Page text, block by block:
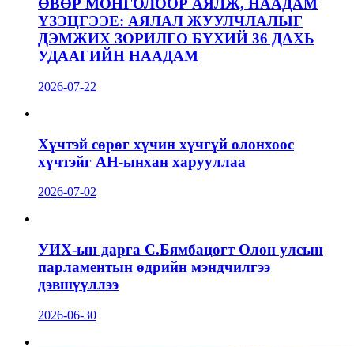
ӨВӨР МОНГОЛООР АЯЛЖ, НААДАМ
ҮЗЭЦГЭЭЕ: АЯЛАЛ ЖУУЛЧЛАЛЫГ
ДЭМЖИХ ЗОРИЛГО БҮХИЙ 36 ДАХЬ
УДААГИЙН НААДАМ
2026-07-22
Хүчтэй сөрөг хүчин хүчгүй олонхоос
хүчтэйг АН-ынхан харууллаа
2026-07-02
УИХ-ын дарга С.Бямбацогт Олон улсын
парламентын өдрийн мэндчилгээ
дэвшүүллээ
2026-06-30